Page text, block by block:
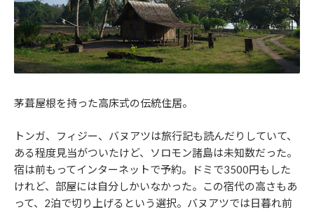
茅葺屋根を持った高床式の伝統住居。
トンガ、フィジー、バヌアツは旅行記も読んだりしていて、
ある程度見当がついたけど、ソロモン諸島は未知数だった。
宿は前もってインターネットで予約。ドミで3500円もした
けれど、部屋には自分しかいなかった。この宿代の高さもあ
って、2泊で切り上げるという選択。バヌアツでは日暮れ前